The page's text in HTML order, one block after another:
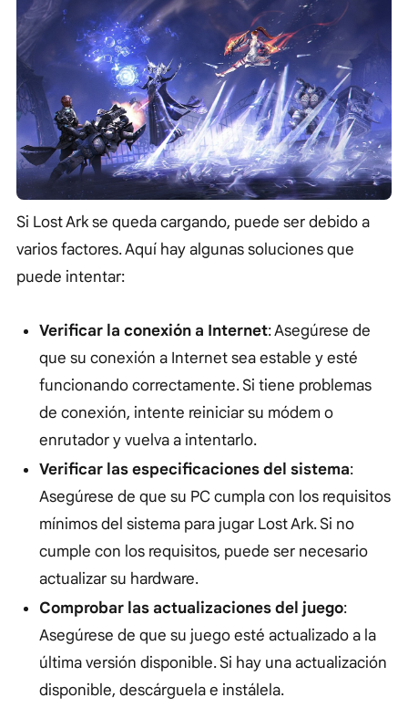
Si Lost Ark se queda cargando, puede ser debido a
varios factores. Aquí hay algunas soluciones que
puede intentar:
Verificar la conexión a Internet: Asegúrese de
que su conexión a Internet sea estable y esté
funcionando correctamente. Si tiene problemas
de conexión, intente reiniciar su módem o
enrutador y vuelva a intentarlo.
Verificar las especificaciones del sistema:
Asegúrese de que su PC cumpla con los requisitos
mínimos del sistema para jugar Lost Ark. Si no
cumple con los requisitos, puede ser necesario
actualizar su hardware.
Comprobar las actualizaciones del juego:
Asegúrese de que su juego esté actualizado a la
última versión disponible. Si hay una actualización
disponible, descárguela e instálela.